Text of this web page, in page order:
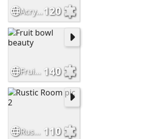
Acrylic Sunset pic120
Fruit bowl beauty 140
Rustic Room pic 2 110